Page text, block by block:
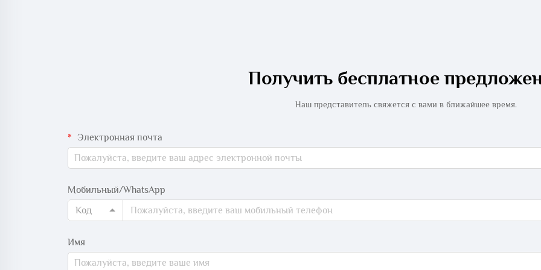
Получить бесплатное
Наш представитель свяжется с вами в ближайшее время.
Электронная почта
Мобильный/WhatsApp
Код
Имя